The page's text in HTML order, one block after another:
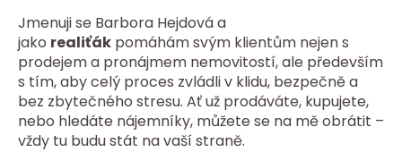
Jmenuji se Barbora Hejdová a
jako realiťák pomáhám svým klientům nejen s
prodejem a pronájmem nemovitostí, ale především
s tím, aby celý proces zvládli v klidu, bezpečně a
bez zbytečného stresu. Ať už prodáváte, kupujete,
nebo hledáte nájemníky, můžete se na mě obrátit –
vždy tu budu stát na vaší straně.